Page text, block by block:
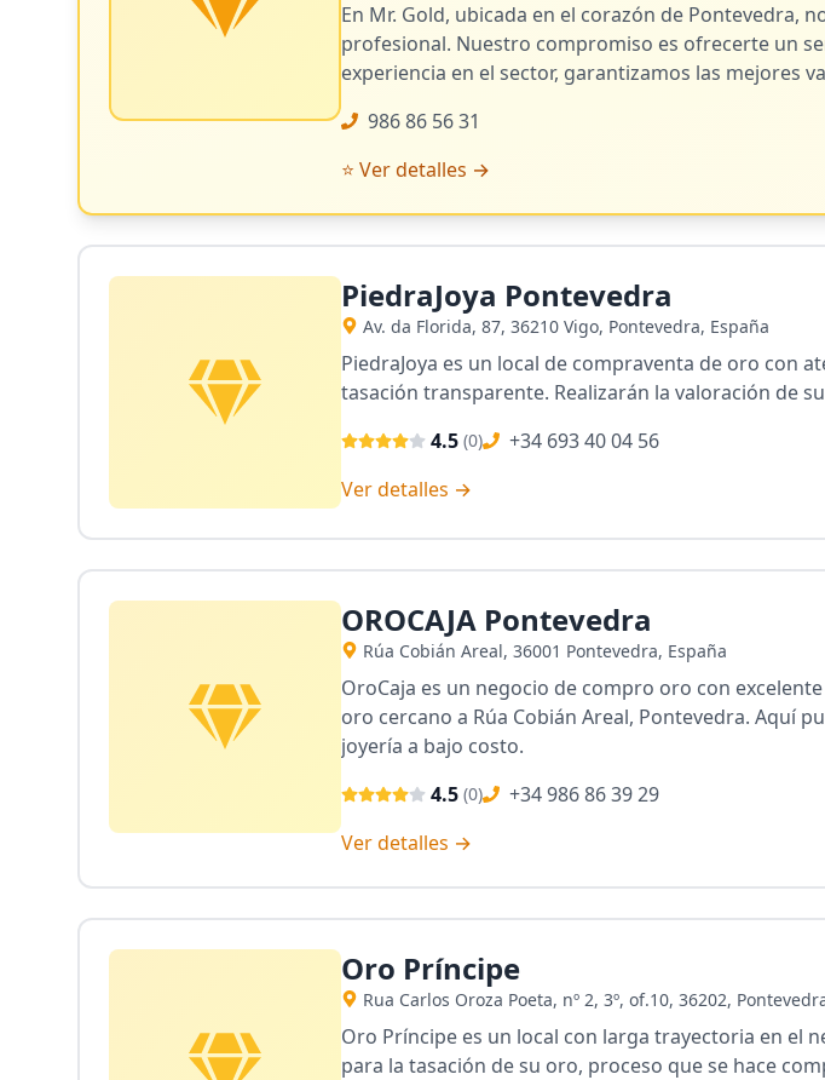
En Mr. Gold, ubicada en el corazón de Pontevedra,
profesional. Nuestro compromiso es ofrecerte un
experiencia en el sector, garantizamos las mejores
986 86 56 31
⭐ Ver detalles →
PiedraJoya Pontevedra
Av. da Florida, 87, 36210 Vigo, Pontevedra, España
PiedraJoya es un local de compraventa de oro con
tasación transparente. Realizarán la valoración de
4.5 (0)
+34 693 40 04 56
Ver detalles →
OROCAJA Pontevedra
Rúa Cobián Areal, 36001 Pontevedra, España
OroCaja es un negocio de compro oro con
oro cercano a Rúa Cobián Areal, Pontevedra. Aquí
joyería a bajo costo.
4.5 (0)
+34 986 86 39 29
Ver detalles →
Oro Príncipe
Rua Carlos Oroza Poeta, nº 2, 3º, of.10, 36202,
Oro Príncipe es un local con larga trayectoria en el
para la tasación de su oro, proceso que se hace